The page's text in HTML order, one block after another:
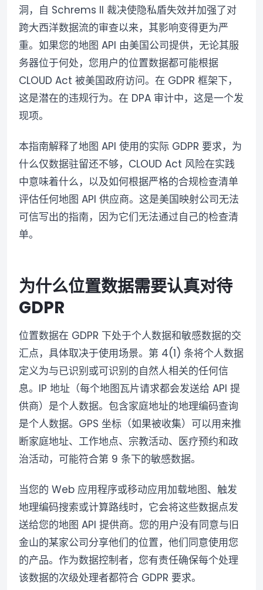
洞，自 Schrems II 裁决使隐私盾失效并加强了对
跨大西洋数据流的审查以来，其影响变得更为严
重。如果您的地图 API 由美国公司提供，无论其服
务器位于何处，您用户的位置数据都可能根据
CLOUD Act 被美国政府访问。在 GDPR 框架下，
这是潜在的违规行为。在 DPA 审计中，这是一个发
现项。
本指南解释了地图 API 使用的实际 GDPR 要求，为
什么仅数据驻留还不够，CLOUD Act 风险在实践
中意味着什么，以及如何根据严格的合规检查清单
评估任何地图 API 供应商。这是美国映射公司无法
可信写出的指南，因为它们无法通过自己的检查清
单。
为什么位置数据需要认真对待
GDPR
位置数据在 GDPR 下处于个人数据和敏感数据的交
汇点，具体取决于使用场景。第 4(1) 条将个人数据
定义为与已识别或可识别的自然人相关的任何信
息。IP 地址（每个地图瓦片请求都会发送给 API 提
供商）是个人数据。包含家庭地址的地理编码查询
是个人数据。GPS 坐标（如果被收集）可以用来推
断家庭地址、工作地点、宗教活动、医疗预约和政
治活动，可能符合第 9 条下的敏感数据。
当您的 Web 应用程序或移动应用加载地图、触发
地理编码搜索或计算路线时，它会将这些数据点发
送给您的地图 API 提供商。您的用户没有同意与旧
金山的某家公司分享他们的位置，他们同意使用您
的产品。作为数据控制者，您有责任确保每个处理
该数据的次级处理者都符合 GDPR 要求。